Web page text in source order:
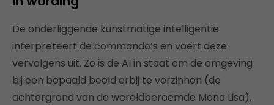
De onderliggende kunstmatige intelligentie
interpreteert de commando’s en voert deze
vervolgens uit. Zo is de AI in staat om de omgeving
bij een bepaald beeld erbij te verzinnen (de
achtergrond van de wereldberoemde Mona Lisa),